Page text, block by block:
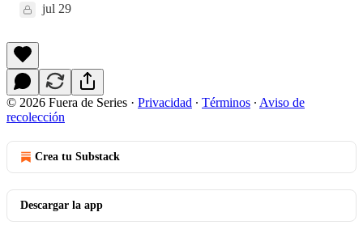
jul 29
© 2026 Fuera de Series · Privacidad ∙ Términos ∙ Aviso de
recolección
Crea tu Substack
Descargar la app